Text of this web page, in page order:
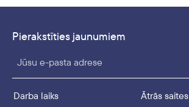
Pierakstīties jaunumiem
Darba laiks
Ātrās saites